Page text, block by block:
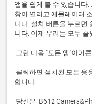
앱을 쉽게 볼 수 있습니다
창이 열리고 에뮬레이터
니다. 설치 버튼을 누르면